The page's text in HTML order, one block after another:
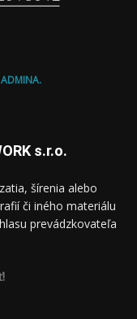
s.r.o.
šírenia alebo
či iného materiálu
prevádzkovateľa